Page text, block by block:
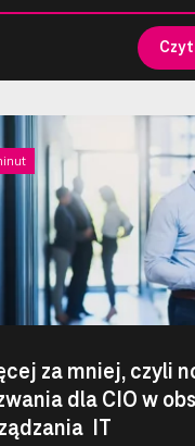
za mniej, czyli
dla CIO w
IT